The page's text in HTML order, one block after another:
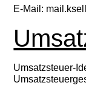
E-Mail:
Umsatzsteuer-